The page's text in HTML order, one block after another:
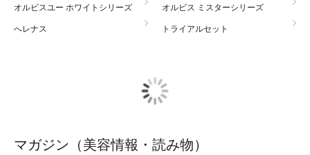
オルビスユー ホワイトシリーズ
オルビス ミスターシリーズ
へレナス
トライアルセット
マガジン（美容情報・読み物）